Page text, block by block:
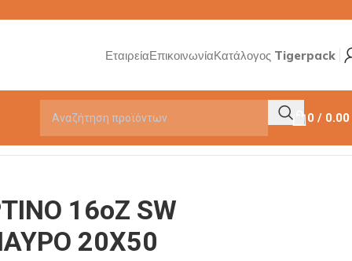
ΕταιρείαΕπικοινωνίαΚατάλογος Tigerpack
0 / 0.00
16οΖ SW
20Χ50